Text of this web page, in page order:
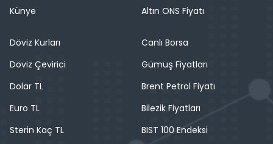
Künye
Altın ONS Fiyatı
Döviz Kurları
Döviz Çevirici
Dolar TL
Euro TL
Sterin Kaç TL
Canlı Borsa
Gümüş Fiyatları
Brent Petrol Fiyatı
Bilezik Fiyatları
BIST 100 Endeksi